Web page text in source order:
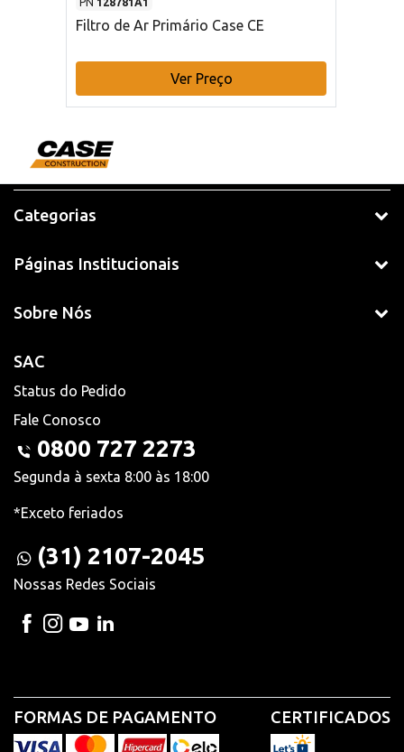
Filtro de Ar Primário Case CE
Ver Preço
Categorias
Páginas Institucionais
Sobre Nós
SAC
Status do Pedido
Fale Conosco
0800 727 2273
Segunda à sexta 8:00 às 18:00
*Exceto feriados
(31) 2107-2045
Nossas Redes Sociais
FORMAS DE PAGAMENTO CERTIFICADOS